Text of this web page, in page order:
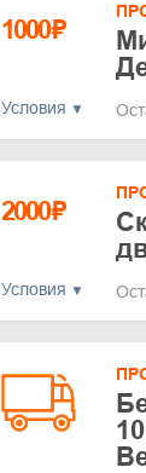
1000₽
Условия
2000₽
Условия